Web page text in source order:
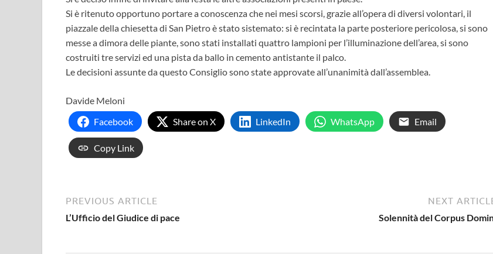
Si è ritenuto opportuno portare a conoscenza che nei mesi scorsi, grazie all’opera di diversi volontari, il
piazzale della chiesetta di San Pietro è stato sistemato: si è recintata la parte posteriore pericolosa, si sono
messe a dimora delle piante, sono stati installati quattro lampioni per l’illuminazione dell’area, si sono
costruiti tre servizi ed una pista da ballo in cemento antistante il palco.
Le decisioni assunte da questo Consiglio sono state approvate all’unanimità dall’assemblea.
Davide Meloni
Facebook
Share on X LinkedIn WhatsApp Email
Copy Link
PREVIOUS ARTICLE
L’Ufficio del Giudice di pace
NEXT
Solennità del Corpus